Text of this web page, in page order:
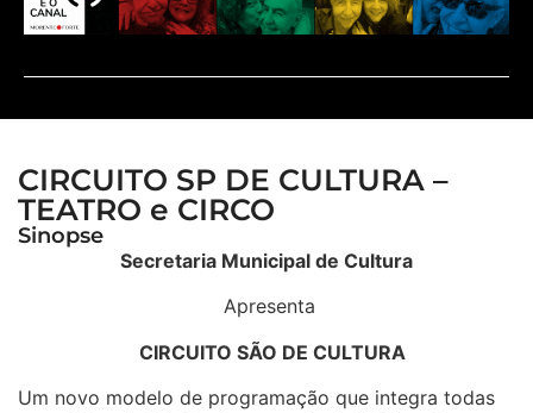
CIRCUITO SP DE CULTURA –
TEATRO e CIRCO
Sinopse
Secretaria Municipal de Cultura
Apresenta
CIRCUITO SÃO DE CULTURA
Um novo modelo de programação que integra todas